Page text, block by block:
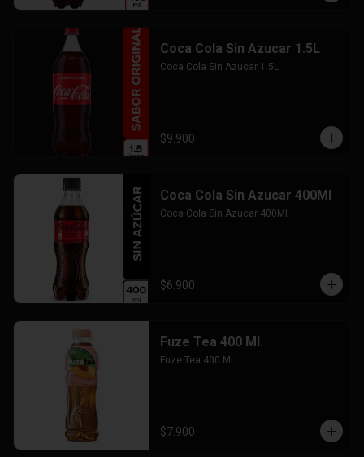
Coca Cola Sin Azucar 1.5L
Coca Cola Sin Azucar 1.5L
$9.900
Coca Cola Sin Azucar 400Ml
Coca Cola Sin Azucar 400Ml
$6.900
Fuze Tea 400 Ml.
Fuze Tea 400 Ml.
$7.900